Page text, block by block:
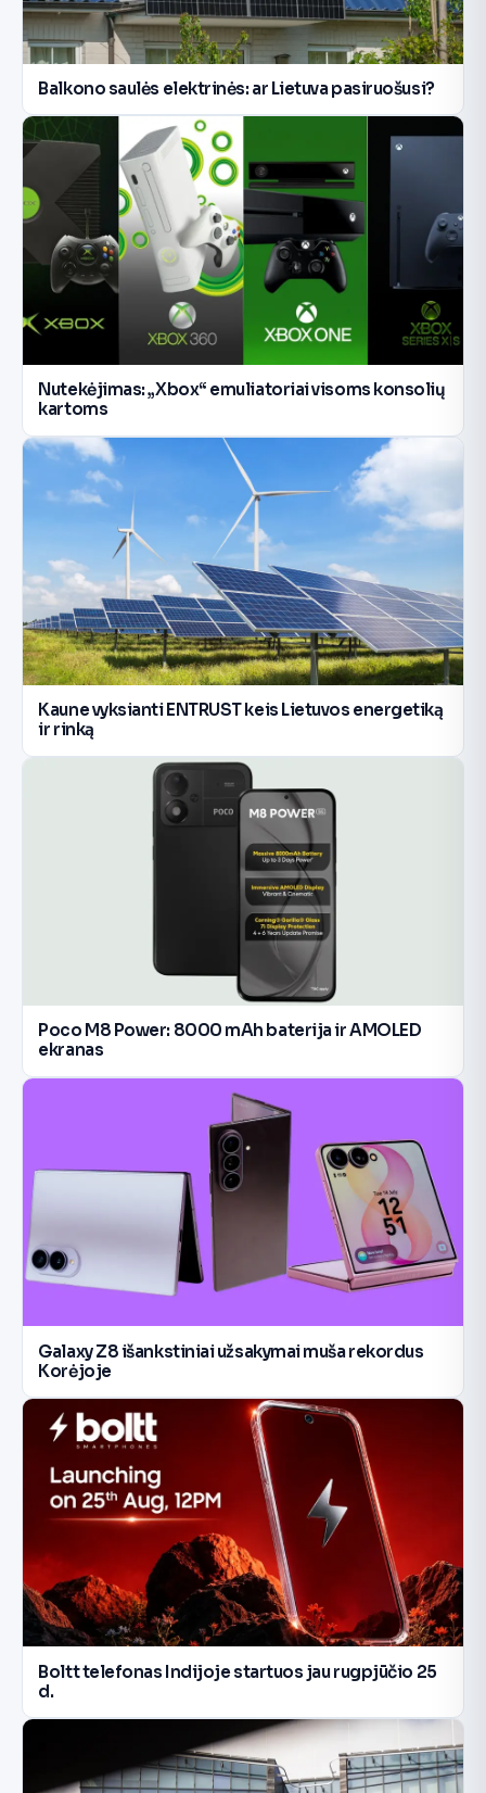
Balkono saulės elektrinės: ar Lietuva pasiruošusi?
Nutekėjimas: „Xbox“ emuliatoriai visoms konsolių
kartoms
Kaune vyksianti ENTRUST keis Lietuvos energetiką
ir rinką
Poco M8 Power: 8000 mAh baterija ir AMOLED
ekranas
Galaxy Z8 išankstiniai užsakymai muša rekordus
Korėjoje
Boltt telefonas Indijoje startuos jau rugpjūčio 25
d.